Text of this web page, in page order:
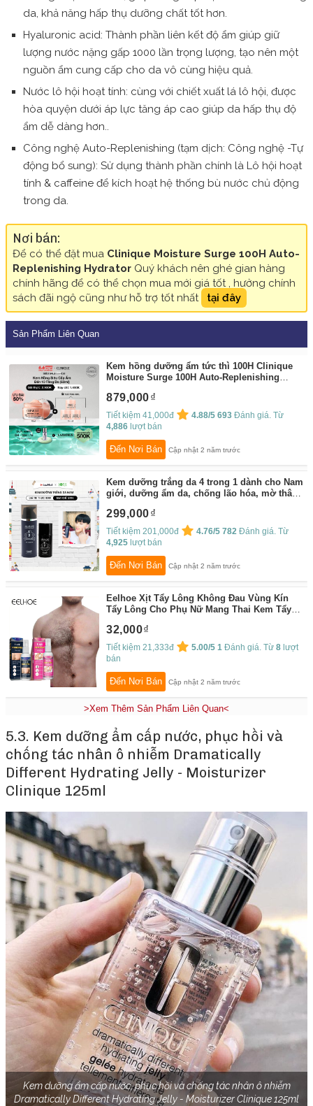
da, khả năng hấp thụ dưỡng chất tốt hơn.
Hyaluronic acid: Thành phần liên kết độ ẩm giúp giữ
lượng nước nặng gấp 1000 lần trọng lượng, tạo nên một
nguồn ẩm cung cấp cho da vô cùng hiệu quả.
Nước lô hội hoạt tính: cùng với chiết xuất lá lô hội, được
hòa quyện dưới áp lực tăng áp cao giúp da hấp thụ độ
ẩm dễ dàng hơn..
Công nghệ Auto-Replenishing (tạm dịch: Công nghệ -Tự
động bổ sung): Sử dụng thành phần chính là Lô hội hoạt
tính & caffeine để kích hoạt hệ thống bù nước chủ động
trong da.
Nơi bán:
Để có thể đặt mua Clinique Moisture Surge 100H Auto-
Replenishing Hydrator Quý khách nên ghé gian hàng
chính hãng để có thể chọn mua mới giá tốt , hưởng chính
sách đãi ngộ cũng như hỗ trợ tốt nhất
tại đây
Sản Phẩm Liên Quan
Kem hồng dưỡng ẩm tức thì 100H Clinique
Moisture Surge 100H Auto-Replenishing
Clinique Flagship Store
879,000
Tiết kiệm 41,000đ 4.88/5 693 Đánh giá. Từ
4,886 lượt bán
Đến Nơi Bán Cập nhật 2 năm trước
Kem dưỡng trắng da 4 trong 1 dành cho Nam
giới, dưỡng ẩm da, chống lão hóa, mờ thâm
One 4 Gentleman
299,000
Tiết kiệm 201,000đ 4.76/5 782 Đánh giá. Từ
4,925 lượt bán
Đến Nơi Bán Cập nhật 2 năm trước
Eelhoe Xịt Tẩy Lông Không Đau Vùng Kín
Tẩy Lông Cho Phụ Nữ Mang Thai Kem Tẩy
32,000
Tiết kiệm 21,333đ 5.00/5 1 Đánh giá. Từ8 lượt
bán
Đến Nơi Bán Cập nhật 2 năm trước
>Xem Thêm Sản Phẩm Liên Quan<
5.3. Kem dưỡng ẩm cấp nước, phục hồi và
chống tác nhân ô nhiễm Dramatically
Different Hydrating Jelly - Moisturizer
Clinique 125ml
Kem dưỡng ẩm cấp nước, phục hồi và chống tác nhân ô nhiễm
Dramatically Different Hydrating Jelly - Moisturizer Clinique 125ml